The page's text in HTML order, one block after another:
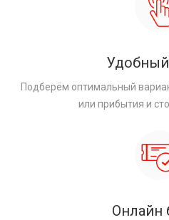
Подберём оптимальный
или прибытия и
Онлайн